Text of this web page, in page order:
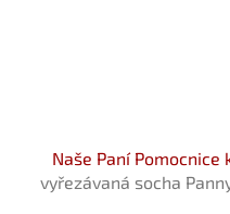
Naše Paní Pomocnice
vyřezávaná socha